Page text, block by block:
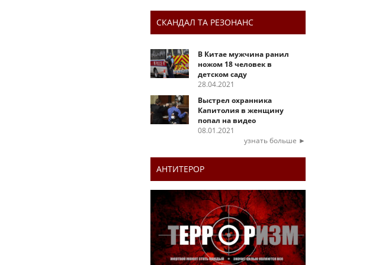
СКАНДАЛ ТА РЕЗОНАНС
В Китае мужчина ранил
ножом 18 человек в
детском саду
28.04.2021
Выстрел охранника
Капитолия в женщину
попал на видео
08.01.2021
узнать больше ►
АНТИТЕРОР